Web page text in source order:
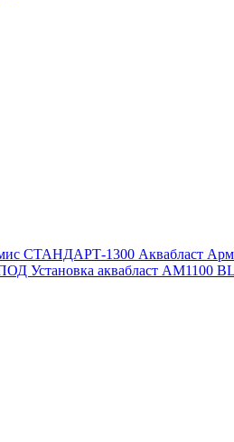
СТАНДАРТ-1300 Аквабласт
ПОД Установка аквабласт AM1100